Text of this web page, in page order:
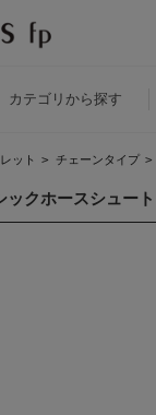
カテゴリ から探す
ット > チェーンタイプ >
ックホースシュ